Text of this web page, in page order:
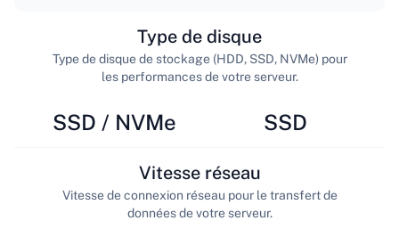
SSD / NVMe
Type de disque
Type de disque de stockage (HDD, SSD, NVMe) pour
les performances de votre serveur.
SSD
Vitesse réseau
Vitesse de connexion réseau pour le transfert de
données de votre serveur.